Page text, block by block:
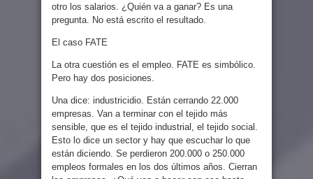
otro los salarios. ¿Quién va a ganar? Es una
pregunta. No está escrito el resultado.
El caso FATE
La otra cuestión es el empleo. FATE es simbólico.
Pero hay dos posiciones.
Una dice: industricidio. Están cerrando 22.000
empresas. Van a terminar con el tejido más
sensible, que es el tejido industrial, el tejido social.
Esto lo dice un sector y hay que escuchar lo que
están diciendo. Se perdieron 200.000 o 250.000
empleos formales en los dos últimos años. Cierran